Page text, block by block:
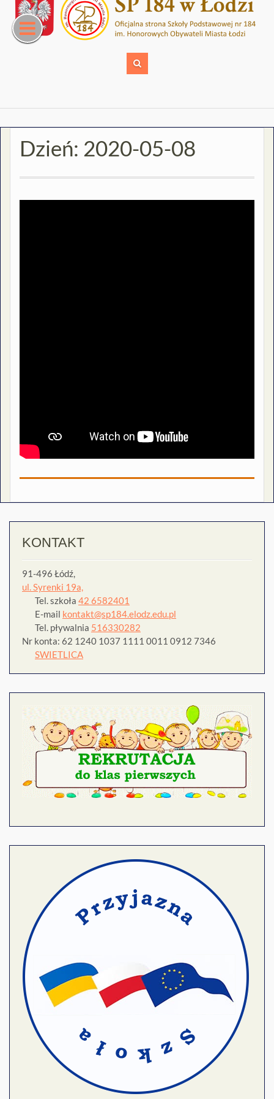
content
Dzień: 2020-05-08
KONTAKT
91-496 Łódź,
ul. Syrenki 19a,
Tel. szkoła 42 6582401
E-mail kontakt@sp184.elodz.edu.pl
Tel. pływalnia 516330282
Nr konta: 62 1240 1037 1111 0011 0912 7346
SWIETLICA